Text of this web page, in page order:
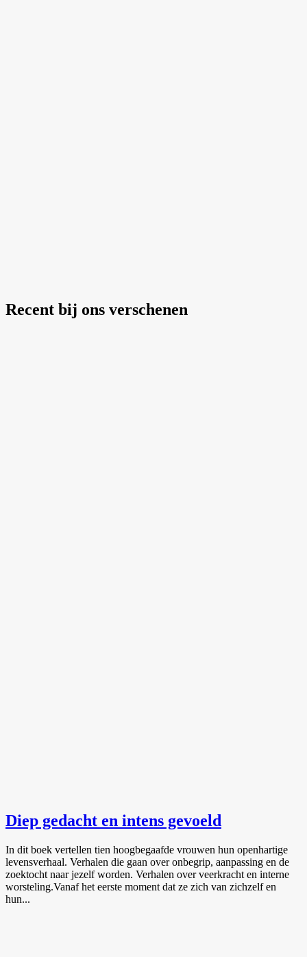
Recent bij ons verschenen
Diep gedacht en intens gevoeld
In dit boek vertellen tien hoogbegaafde vrouwen hun openhartige
levensverhaal. Verhalen die gaan over onbegrip, aanpassing en de
zoektocht naar jezelf worden. Verhalen over veerkracht en interne
worsteling.Vanaf het eerste moment dat ze zich van zichzelf en
hun...